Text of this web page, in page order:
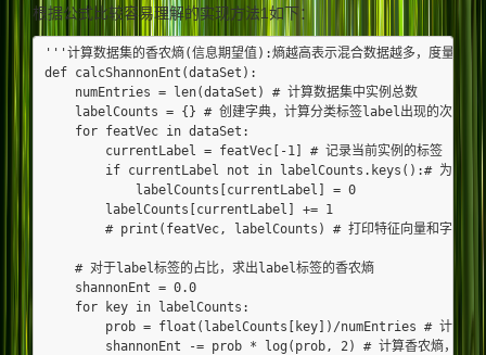
根据公式比较容易理解的实现方法1如下：
'''计算数据集的香农熵(信息期望值):熵越高表示混合数据越多，度量数
def calcShannonEnt(dataSet):
    numEntries = len(dataSet) # 计算数据集中实例总数
    labelCounts = {} # 创建字典，计算分类标签label出现的次数
    for featVec in dataSet:
        currentLabel = featVec[-1] # 记录当前实例的标签
if currentLabel not in labelCounts.keys():# 为所有可
            labelCounts[currentLabel] = 0
        labelCounts[currentLabel] += 1
# print(featVec, labelCounts) # 打印特征向量和字典的
    # 对于label标签的占比，求出label标签的香农熵
    shannonEnt = 0.0
    for key in labelCounts:
prob = float(labelCounts[key])/numEntries # 计算类
shannonEnt -= prob * log(prob, 2) # 计算香农熵，以 2